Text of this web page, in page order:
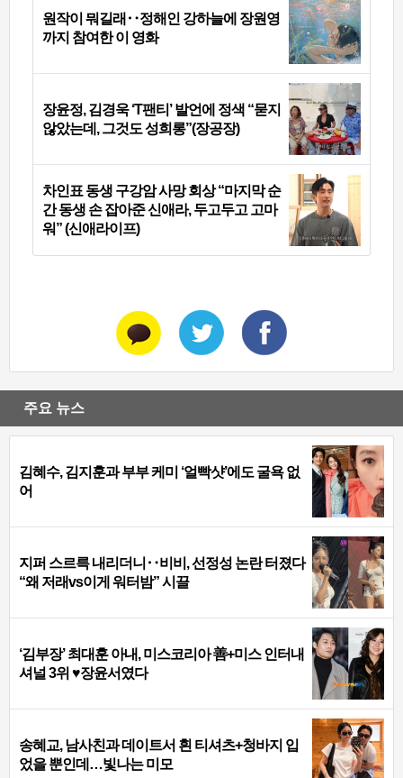
원작이 뭐길래‥정해인 강하늘에 장원영
까지 참여한 이 영화
장윤정, 김경욱 ‘T팬티’ 발언에 정색 “묻지
않았는데, 그것도 성희롱”(장공장)
차인표 동생 구강암 사망 회상 “마지막 순
간 동생 손 잡아준 신애라, 두고두고 고마
워” (신애라이프)
주요 뉴스
김혜수, 김지훈과 부부 케미 ‘얼빡샷’에도 굴욕 없
어
지퍼 스르륵 내리더니‥비비, 선정성 논란 터졌다
“왜 저래vs이게 워터밤” 시끌
‘김부장’ 최대훈 아내, 미스코리아 善+미스 인터내
셔널 3위 ♥장윤서였다
송혜교, 남사친과 데이트서 흰 티셔츠+청바지 입
었을 뿐인데…빛나는 미모